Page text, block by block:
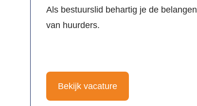
Als bestuurslid behartig je de belangen
van huurders.
Bekijk vacature